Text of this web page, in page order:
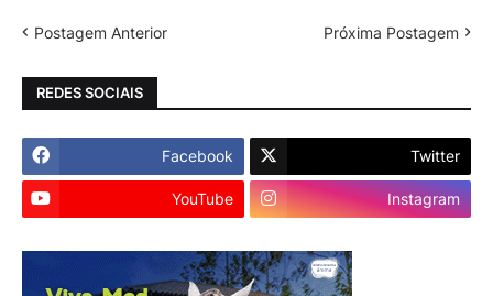
Postagem Anterior Próxima Postagem
REDES SOCIAIS
Facebook Twitter
YouTube Instagram